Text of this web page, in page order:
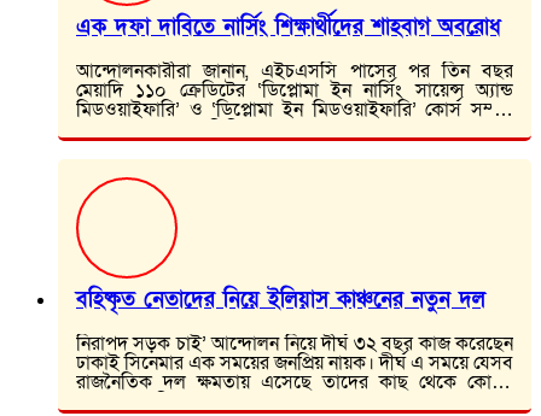
এক দফা দাবিতে নার্সিং শিক্ষার্থীদের শাহবাগ অবরোধ
আন্দোলনকারীরা জানান, এইচএসসি পাসের পর তিন বছর
মেয়াদি ১১০ ক্রেডিটের ‘ডিপ্লোমা ইন নার্সিং সায়েন্স অ্যান্ড
মিডওয়াইফারি’ ও ‘ডিপ্লোমা ইন মিডওয়াইফারি’ কোর্স সম্পন্ন
করার পরও তাদের ডিগ্রির সমমান দেওয়া হচ্ছে না।…
বহিষ্কৃত নেতাদের নিয়ে ইলিয়াস কাঞ্চনের নতুন দল
নিরাপদ সড়ক চাই’ আন্দোলন নিয়ে দীর্ঘ ৩২ বছর কাজ করেছেন
ঢাকাই সিনেমার এক সময়ের জনপ্রিয় নায়ক। দীর্ঘ এ সময়ে যেসব
রাজনৈতিক দল ক্ষমতায় এসেছে তাদের কাছ থেকে কোনো
সাহায্য পাননি…